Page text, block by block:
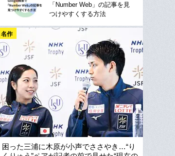
「Number Web」の記事を見
つけやすくする方法
名作
困った三浦に木原が小声でささやき…“り